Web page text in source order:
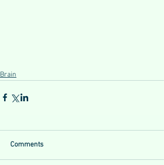
Brain
Comments